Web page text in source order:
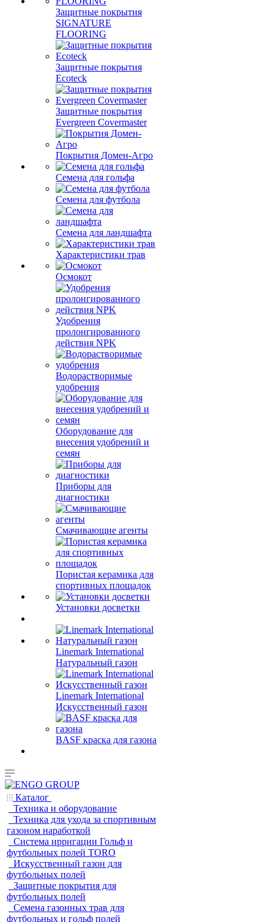
Защитные покрытия
SIGNATURE
FLOORING
Защитные покрытия
Ecoteck
Защитные покрытия
Evergreen Covermaster
Покрытия Домен-Агро
Семена для гольфа
Семена для футбола
Семена для ландшафта
Характеристики трав
Осмокот
Удобрения
пролонгированного
действия NPK
Водорастворимые
удобрения
Оборудование для
внесения удобрений и
семян
Приборы для
диагностики
Смачивающие агенты
Пористая керамика для
спортивных площадок
Установки досветки
Linemark International
Натуральный газон
Linemark International
Искусственный газон
BASF краска для газона
Каталог
Техника и оборудование
Техника для ухода за спортивным
газоном наработкой
Система ирригации Гольф и
футбольных полей TORO
Искусственный газон для
футбольных полей
Защитные покрытия для
футбольных полей
Семена газонных трав для
футбольных и гольф полей